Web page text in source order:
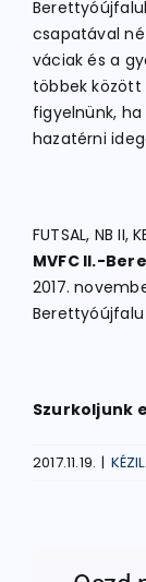
TAGDÍJ
csapatával
váciak és a
többek között
figyelnünk,
hazatérni
FUTSAL, NB II,
MVFC II.-
2017.
Berettyóújfalu
Szurkoljunk
2017.11.19. |